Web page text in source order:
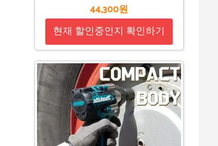
44,300원
현재 할인중인지 확인하기